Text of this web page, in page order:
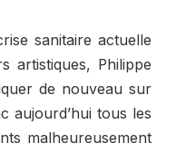
sanitaire actuelle
artistiques, Philippe
de nouveau sur
aujourd’hui tous les
malheureusement